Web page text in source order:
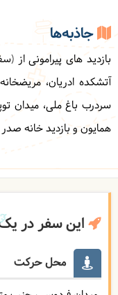
جاذبه‌ها
بازدید های پیرامونی از
آتشکده ادریان،
سردرب باغ ملی، میدان
همایون و بازدید خانه
این سفر در
محل حرکت